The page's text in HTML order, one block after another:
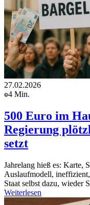
27.02.2026
4 Min.
500 Euro im
Regierung
setzt
Jahrelang hieß es: Karte,
Auslaufmodell,
Staat selbst dazu, wieder
Weiterlesen